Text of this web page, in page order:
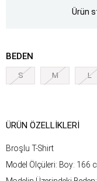
Ürün
BEDEN
S M L
ÜRÜN ÖZELLIKLERI
Broşlu T-Shirt
Model Ölçüleri: Boy: 166